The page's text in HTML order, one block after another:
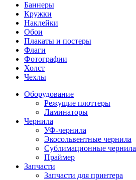
Баннеры
Кружки
Наклейки
Обои
Плакаты и постеры
Флаги
Фотографии
Холст
Чехлы
Оборудование
Режущие плоттеры
Ламинаторы
Чернила
УФ-чернила
Экосольвентные чернила
Сублимационные чернила
Праймер
Запчасти
Запчасти для принтера